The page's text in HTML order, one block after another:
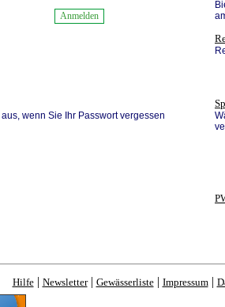
wenn Sie Ihr Passwort vergessen
Hilfe| Newsletter| Gewässerliste| Impressum|